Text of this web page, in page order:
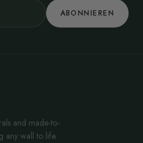
ABONNIEREN
and made-to-
any wall to life.